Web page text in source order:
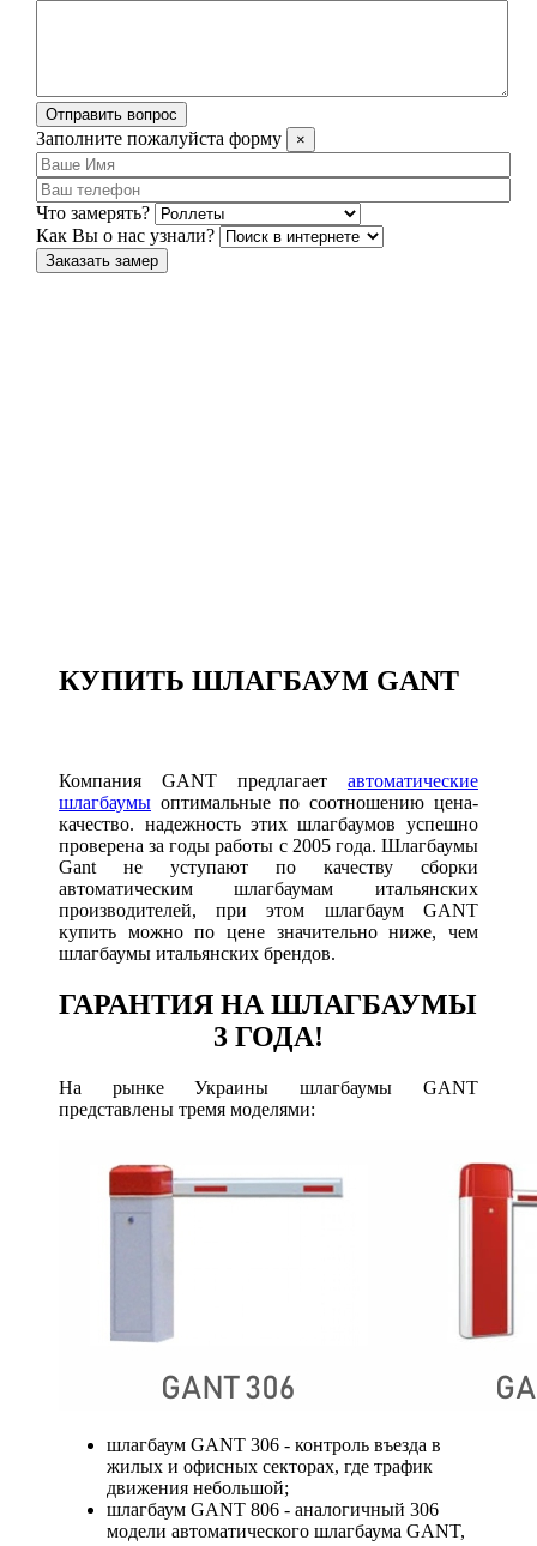
Отправить вопрос
Заполните пожалуйста форму ×
Что замерять?
Как Вы о нас узнали?
Заказать замер
КУПИТЬ ШЛАГБАУМ GANT
Компания GANT предлагает автоматические
шлагбаумы оптимальные по соотношению цена-
качество. надежность этих шлагбаумов успешно
проверена за годы работы с 2005 года. Шлагбаумы
Gant не уступают по качеству сборки
автоматическим шлагбаумам итальянских
производителей, при этом шлагбаум GANT
купить можно по цене значительно ниже, чем
шлагбаумы итальянских брендов.
ГАРАНТИЯ НА ШЛАГБАУМЫ
3 ГОДА!
На рынке Украины шлагбаумы GANT
представлены тремя моделями:
шлагбаум GANT 306 - контроль въезда в
жилых и офисных секторах, где трафик
движения небольшой;
шлагбаум GANT 806 - аналогичный 306
модели автоматического шлагбаума GANT,